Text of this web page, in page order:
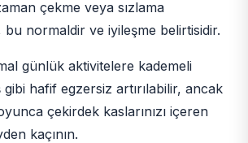
çekme veya sızlama
bu normaldir ve iyileşme belirtisidir.
günlük aktivitelere kademeli
hafif egzersiz artırılabilir, ancak
çekirdek kaslarınızı içeren
kaçının.